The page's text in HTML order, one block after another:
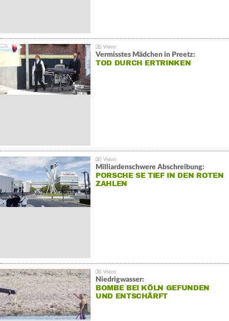
Vermisstes Mädchen in Preetz:
TOD DURCH ERTRINKEN
Milliardenschwere Abschreibung:
PORSCHE SE TIEF IN DEN ROTEN
ZAHLEN
Niedrigwasser:
BOMBE BEI KÖLN GEFUNDEN
UND ENTSCHÄRFT